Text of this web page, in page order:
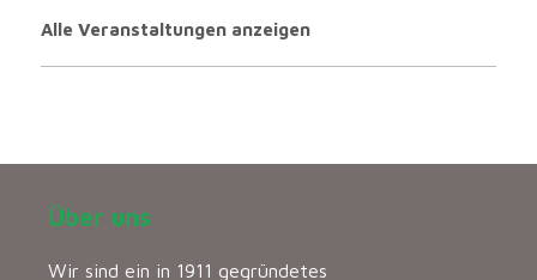
Alle Veranstaltungen anzeigen
Über uns
Wir sind ein in 1911 gegründetes